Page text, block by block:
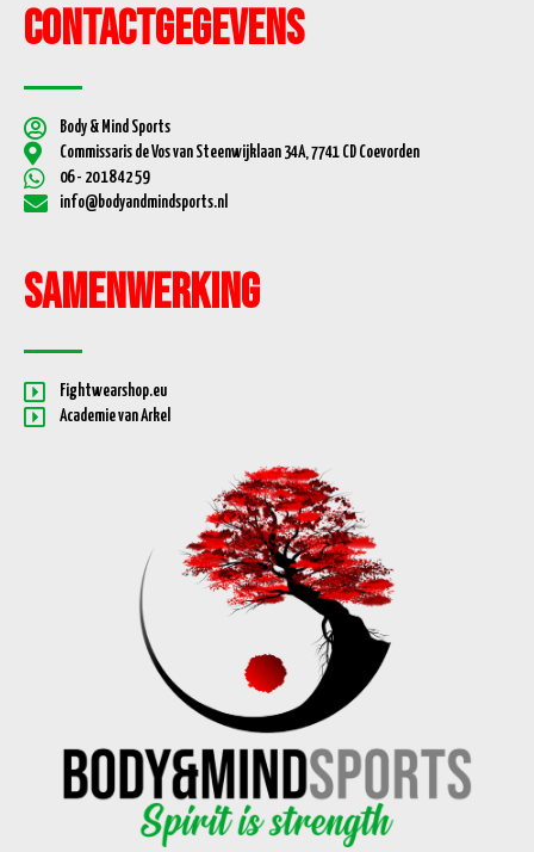
Contactgegevens
Body & Mind Sports
Commissaris de Vos van Steenwijklaan 34A, 7741 CD Coevorden
06 - 20 18 42 59
info@bodyandmindsports.nl
Samenwerking
Fightwearshop.eu
Academie van Arkel